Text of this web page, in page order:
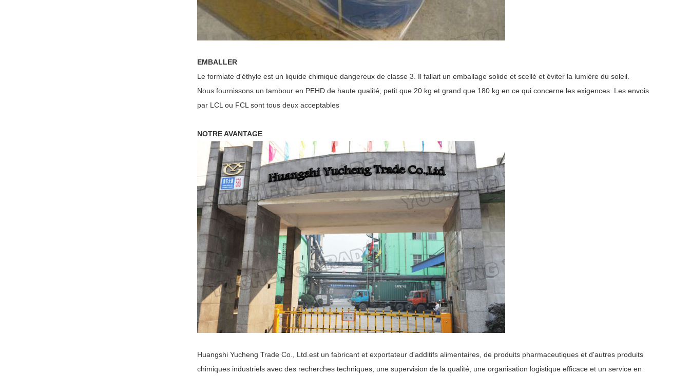
EMBALLER
Le formiate d'éthyle est un liquide chimique dangereux de classe 3. Il fallait un emballage solide et scellé et éviter la lumière du soleil.
Nous fournissons un tambour en PEHD de haute qualité, petit que 20 kg et grand que 180 kg en ce qui concerne les exigences. Les envois
par LCL ou FCL sont tous deux acceptables
NOTRE AVANTAGE
Huangshi Yucheng Trade Co., Ltd.est un fabricant et exportateur d'additifs alimentaires, de produits pharmaceutiques et d'autres produits
chimiques industriels avec des recherches techniques, une supervision de la qualité, une organisation logistique efficace et un service en